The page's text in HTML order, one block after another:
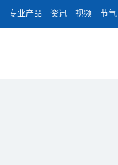
专业产品 资讯 视频 节气